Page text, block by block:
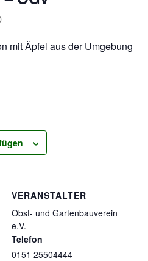
mit Äpfel aus der Umgebung
VERANSTALTER
Obst- und Gartenbauverein
e.V.
Telefon
0151 25504444